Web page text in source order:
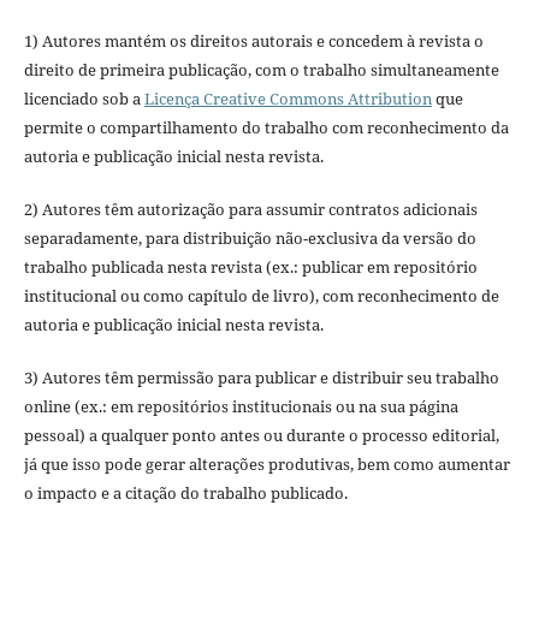
1) Autores mantém os direitos autorais e concedem à revista o
direito de primeira publicação, com o trabalho simultaneamente
licenciado sob aLicença Creative Commons Attributionque
permite o compartilhamento do trabalho com reconhecimento da
autoria e publicação inicial nesta revista.
2) Autores têm autorização para assumir contratos adicionais
separadamente, para distribuição não-exclusiva da versão do
trabalho publicada nesta revista (ex.: publicar em repositório
institucional ou como capítulo de livro), com reconhecimento de
autoria e publicação inicial nesta revista.
3) Autores têm permissão para publicar e distribuir seu trabalho
online (ex.: em repositórios institucionais ou na sua página
pessoal) a qualquer ponto antes ou durante o processo editorial,
já que isso pode gerar alterações produtivas, bem como aumentar
o impacto e a citação do trabalho publicado.